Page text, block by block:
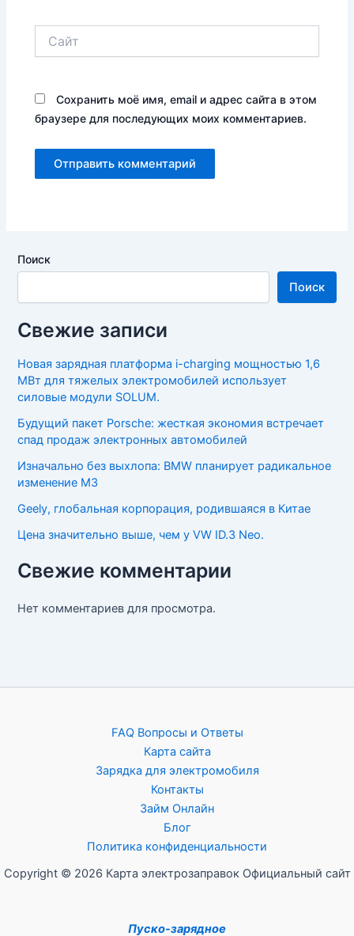
Сохранить моё имя, email и адрес сайта в этом
браузере для последующих моих комментариев.
Поиск
Поиск
Свежие записи
Новая зарядная платформа i-charging мощностью 1,6
МВт для тяжелых электромобилей использует
силовые модули SOLUM.
Будущий пакет Porsche: жесткая экономия встречает
спад продаж электронных автомобилей
Изначально без выхлопа: BMW планирует радикальное
изменение M3
Geely, глобальная корпорация, родившаяся в Китае
Цена значительно выше, чем у VW ID.3 Neo.
Свежие комментарии
Нет комментариев для просмотра.
FAQ Вопросы и Ответы
Карта сайта
Зарядка для электромобиля
Контакты
Займ Онлайн
Блог
Политика конфиденциальности
Copyright © 2026 Карта электрозаправок Официальный сайт
Пуско-зарядное